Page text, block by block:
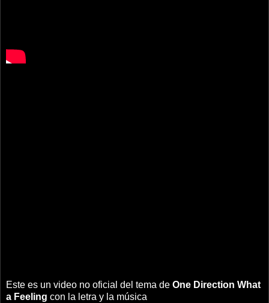
Este es un video no oficial del tema de One Direction What
a Feeling con la letra y la música